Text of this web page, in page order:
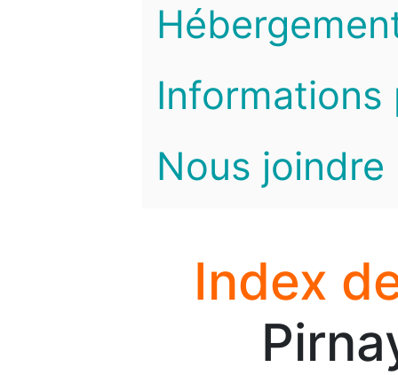
Informations
Nous joindre
Index